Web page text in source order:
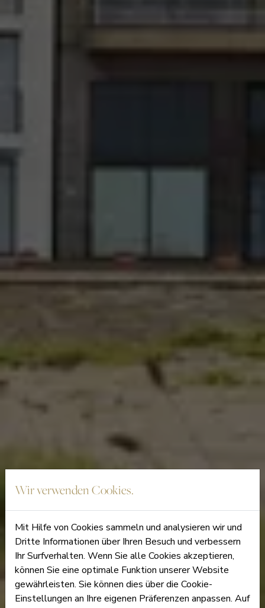
Wir verwenden Cookies.
Mit Hilfe von Cookies sammeln und analysieren wir und
Dritte Informationen über Ihren Besuch und verbessern
Ihr Surfverhalten. Wenn Sie alle Cookies akzeptieren,
können Sie eine optimale Funktion unserer Website
gewährleisten. Sie können dies über die Cookie-
Einstellungen an Ihre eigenen Präferenzen anpassen. Auf